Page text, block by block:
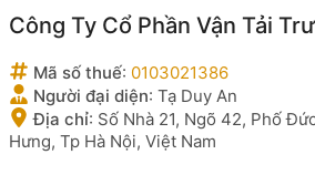
Công Ty Cổ Phần Vận Tải
Mã số thuế: 0103021386
Người đại diện: Tạ Duy An
Địa chỉ: Số Nhà 21, Ngõ 42, Phố
Hưng, Tp Hà Nội, Việt Nam